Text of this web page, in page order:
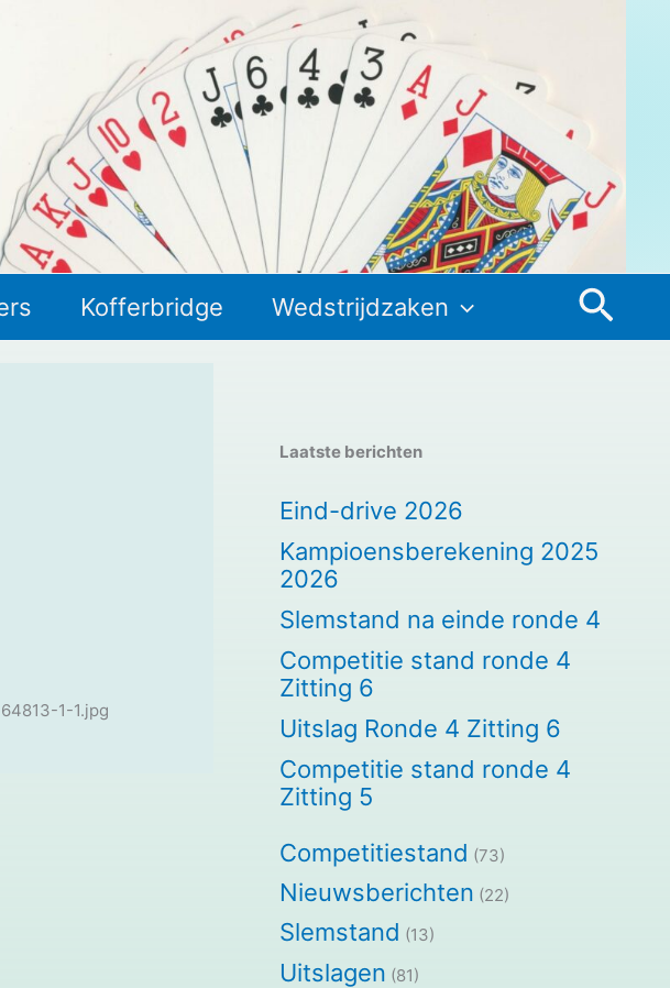
Kofferbridge Wedstrijdzaken
1-1.jpg
Laatste berichten
Eind-drive 2026
Kampioensberekening 2025
2026
Slemstand na einde ronde 4
Competitie stand ronde 4
Zitting 6
Uitslag Ronde 4 Zitting 6
Competitie stand ronde 4
Zitting 5
Competitiestand (73)
Nieuwsberichten (22)
Slemstand (13)
Uitslagen (81)